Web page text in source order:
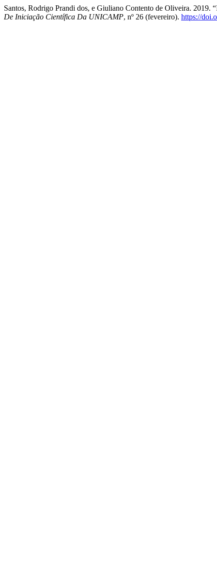
Santos, Rodrigo Prandi dos, e Giuliano Contento de Oliveira. 2019.
De Iniciação Científica Da UNICAMP, nº 26 (fevereiro). https://